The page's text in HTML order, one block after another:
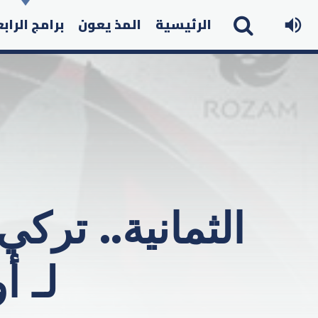
الرئيسية المذ يعون برامج
الثمانية..
لـ